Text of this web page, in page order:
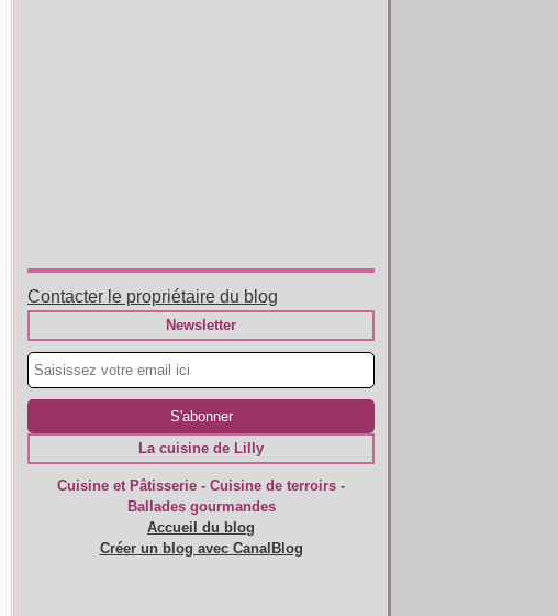
Contacter le propriétaire du blog
Newsletter
La cuisine de Lilly
Cuisine et Pâtisserie - Cuisine de terroirs -
Ballades gourmandes
Accueil du blog
Créer un blog avec CanalBlog